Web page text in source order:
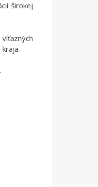
širokej